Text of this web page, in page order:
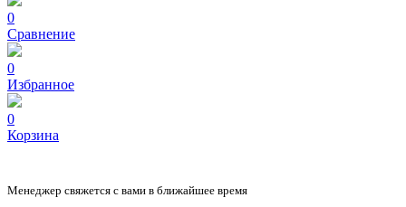
0
Сравнение
0
Избранное
0
Корзина
Менеджер свяжется с вами в ближайшее время